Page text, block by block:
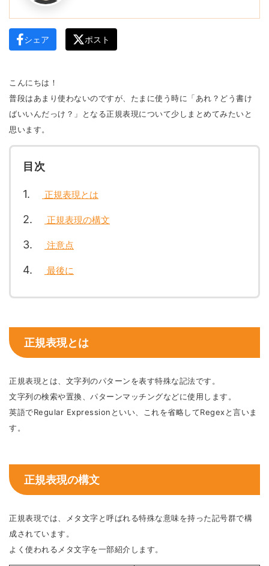
シェア ポスト
こんにちは！
普段はあまり使わないのですが、たまに使う時に「あれ？どう書け
ばいいんだっけ？」となる正規表現について少しまとめてみたいと
思います。
目次
1 正規表現とは
2 正規表現の構文
3 注意点
4 最後に
正規表現とは
正規表現とは、文字列のパターンを表す特殊な記法です。
文字列の検索や置換、パターンマッチングなどに使用します。
英語でRegular Expressionといい、これを省略してRegexと言いま
す。
正規表現の構文
正規表現では、メタ文字と呼ばれる特殊な意味を持った記号群で構
成されています。
よく使われるメタ文字を一部紹介します。